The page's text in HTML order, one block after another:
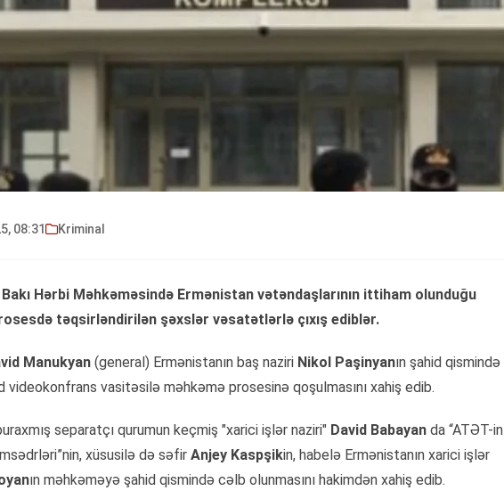
08:31 Kriminal
Hərbi Məhkəməsində Ermənistan vətəndaşlarının ittiham olunduğu
təqsirləndirilən şəxslər vəsatətlərlə çıxış ediblər.
Manukyan (general) Ermənistanın baş naziri Nikol Paşinyanın şahid qismində
videokonfrans vasitəsilə məhkəmə prosesinə qoşulmasını xahiş edib.
separatçı qurumun keçmiş "xarici işlər naziri" David Babayan da “ATƏT-in
xüsusilə də səfir Anjey Kaspşikin, habelə Ermənistanın xarici işlər
ın məhkəməyə şahid qismində cəlb olunmasını hakimdən xahiş edib.